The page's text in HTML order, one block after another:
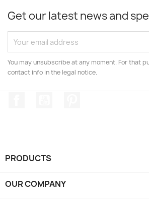
Get our latest news and
You may unsubscribe at any moment. For that
contact info in the legal notice.
PRODUCTS
OUR COMPANY